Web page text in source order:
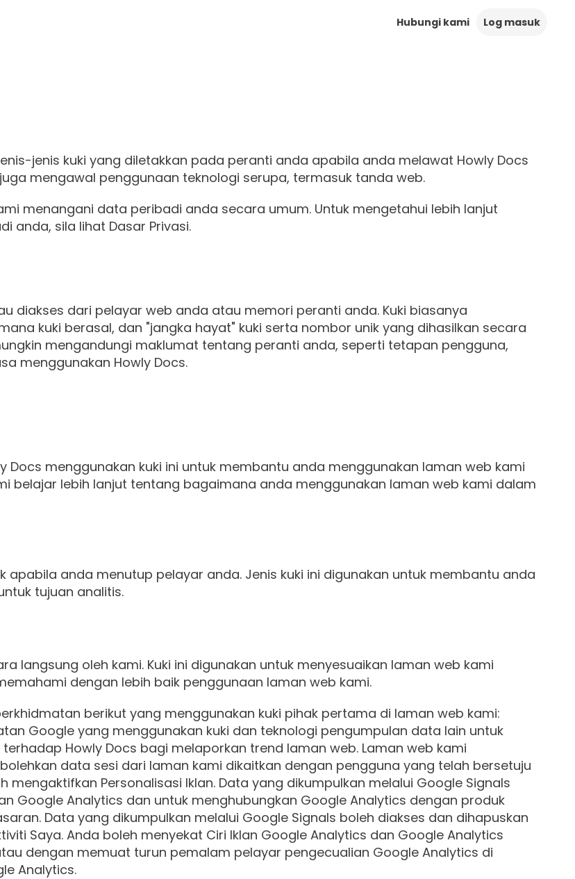
Hubungi kami Log masuk
jenis kuki yang diletakkan pada peranti anda apabila anda melawat Howly Docs
mengawal penggunaan teknologi serupa, termasuk tanda web.
menangani data peribadi anda secara umum. Untuk mengetahui lebih lanjut
anda, sila lihat Dasar Privasi.
diakses dari pelayar web anda atau memori peranti anda. Kuki biasanya
kuki berasal, dan "jangka hayat" kuki serta nombor unik yang dihasilkan secara
mengandungi maklumat tentang peranti anda, seperti tetapan pengguna,
menggunakan Howly Docs.
Docs menggunakan kuki ini untuk membantu anda menggunakan laman web kami
belajar lebih lanjut tentang bagaimana anda menggunakan laman web kami dalam
anda menutup pelayar anda. Jenis kuki ini digunakan untuk membantu anda
tujuan analitis.
langsung oleh kami. Kuki ini digunakan untuk menyesuaikan laman web kami
dengan lebih baik penggunaan laman web kami.
berikut yang menggunakan kuki pihak pertama di laman web kami:
Google yang menggunakan kuki dan teknologi pengumpulan data lain untuk
Howly Docs bagi melaporkan trend laman web. Laman web kami
data sesi dari laman kami dikaitkan dengan pengguna yang telah bersetuju
Personalisasi Iklan. Data yang dikumpulkan melalui Google Signals
Google Analytics dan untuk menghubungkan Google Analytics dengan produk
Data yang dikumpulkan melalui Google Signals boleh diakses dan dihapuskan
Saya. Anda boleh menyekat Ciri Iklan Google Analytics dan Google Analytics
dengan memuat turun pemalam pelayar pengecualian Google Analytics di
Analytics.